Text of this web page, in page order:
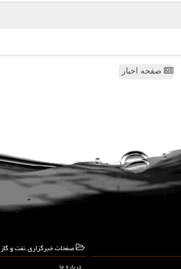
صفحه اخبار
صفحات خبرگزاری نفت و گاز
درباره ما